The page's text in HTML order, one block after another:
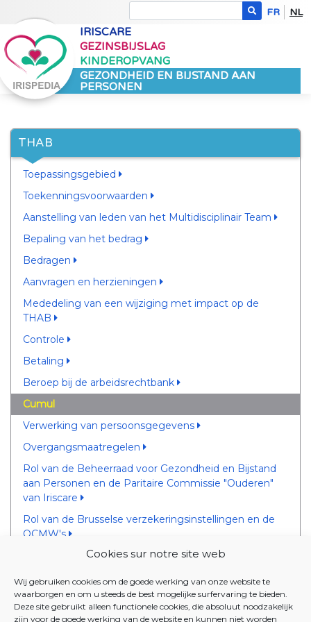
Cookies sur notre site web
Wij gebruiken cookies om de goede werking van onze website te
waarborgen en om u steeds de best mogelijke surfervaring te bieden.
Deze site gebruikt alleen functionele cookies, die absoluut noodzakelijk
zijn voor de goede werking van de website en kunnen niet worden
FR NL
IRISCARE
GEZINSBIJSLAG
KINDEROPVANG
GEZONDHEID EN BIJSTAND AAN
PERSONEN
THAB
Toepassingsgebied
Toekenningsvoorwaarden
Aanstelling van leden van het Multidisciplinair Team
Bepaling van het bedrag
Bedragen
Aanvragen en herzieningen
Mededeling van een wijziging met impact op de
THAB
Controle
Betaling
Beroep bij de arbeidsrechtbank
Cumul
Verwerking van persoonsgegevens
Overgangsmaatregelen
Rol van de Beheerraad voor Gezondheid en Bijstand
aan Personen en de Paritaire Commissie "Ouderen"
van Iriscare
Rol van de Brusselse verzekeringsinstellingen en de
OCMW's
10 DECEMBER 2020 - Ordonnantie betreffende de
tegemoetkoming voor hulp aan bejaarden